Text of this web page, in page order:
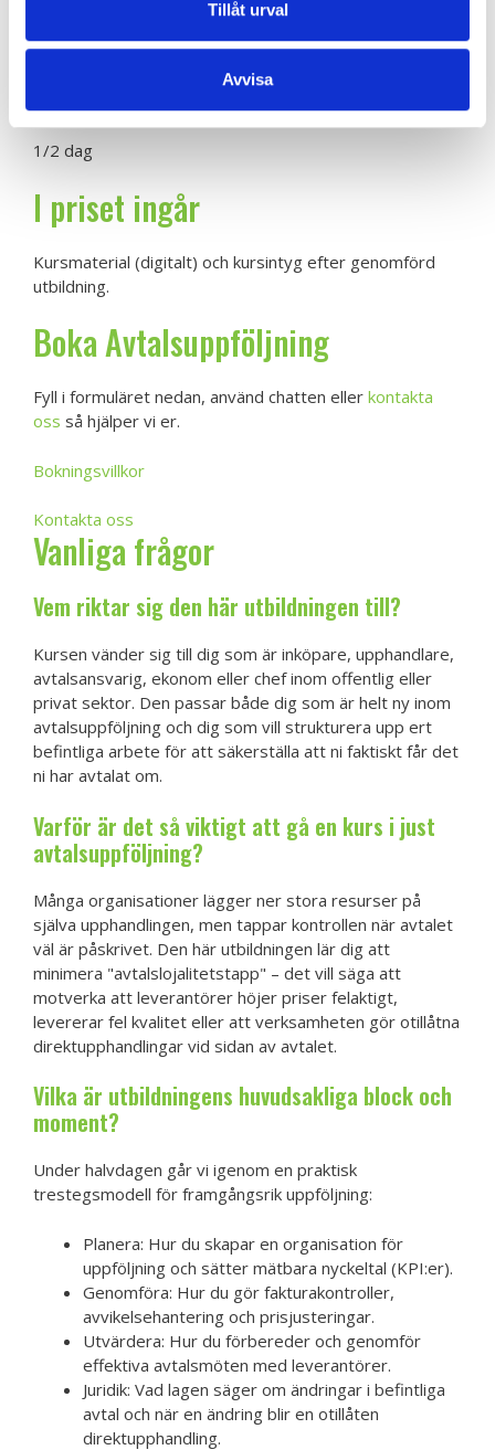
Tillåt urval
Avvisa
Headset/ hörlurar är också att föredra och en bra och
stabil internetuppkoppling.
Utbildningens längd
1/2 dag
I priset ingår
Kursmaterial (digitalt) och kursintyg efter genomförd
utbildning.
Boka Avtalsuppföljning
Fyll i formuläret nedan, använd chatten eller kontakta
oss så hjälper vi er.
Bokningsvillkor
Kontakta oss
Vanliga frågor
Vem riktar sig den här utbildningen till?
Kursen vänder sig till dig som är inköpare, upphandlare,
avtalsansvarig, ekonom eller chef inom offentlig eller
privat sektor. Den passar både dig som är helt ny inom
avtalsuppföljning och dig som vill strukturera upp ert
befintliga arbete för att säkerställa att ni faktiskt får det
ni har avtalat om.
Varför är det så viktigt att gå en kurs i just
avtalsuppföljning?
Många organisationer lägger ner stora resurser på
själva upphandlingen, men tappar kontrollen när avtalet
väl är påskrivet. Den här utbildningen lär dig att
minimera "avtalslojalitetstapp" – det vill säga att
motverka att leverantörer höjer priser felaktigt,
levererar fel kvalitet eller att verksamheten gör otillåtna
direktupphandlingar vid sidan av avtalet.
Vilka är utbildningens huvudsakliga block och
moment?
Under halvdagen går vi igenom en praktisk
trestegsmodell för framgångsrik uppföljning:
Planera: Hur du skapar en organisation för
uppföljning och sätter mätbara nyckeltal (KPI:er).
Genomföra: Hur du gör fakturakontroller,
avvikelsehantering och prisjusteringar.
Utvärdera: Hur du förbereder och genomför
effektiva avtalsmöten med leverantörer.
Juridik: Vad lagen säger om ändringar i befintliga
avtal och när en ändring blir en otillåten
direktupphandling.